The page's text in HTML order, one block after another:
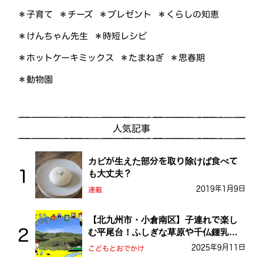
＊子育て ＊チーズ ＊プレゼント ＊くらしの知恵
＊けんちゃん先生 ＊時短レシピ
＊ホットケーキミックス ＊たまねぎ ＊思春期
＊動物園
人気記事
カビが生えた部分を取り除けば食べて
も大丈夫？
連載 2019年1月9日
【北九州市・小倉南区】子連れで楽し
む平尾台！ふしぎな草原や千仏鍾乳洞
を探検しよう！
こどもとおでかけ 2025年9月11日